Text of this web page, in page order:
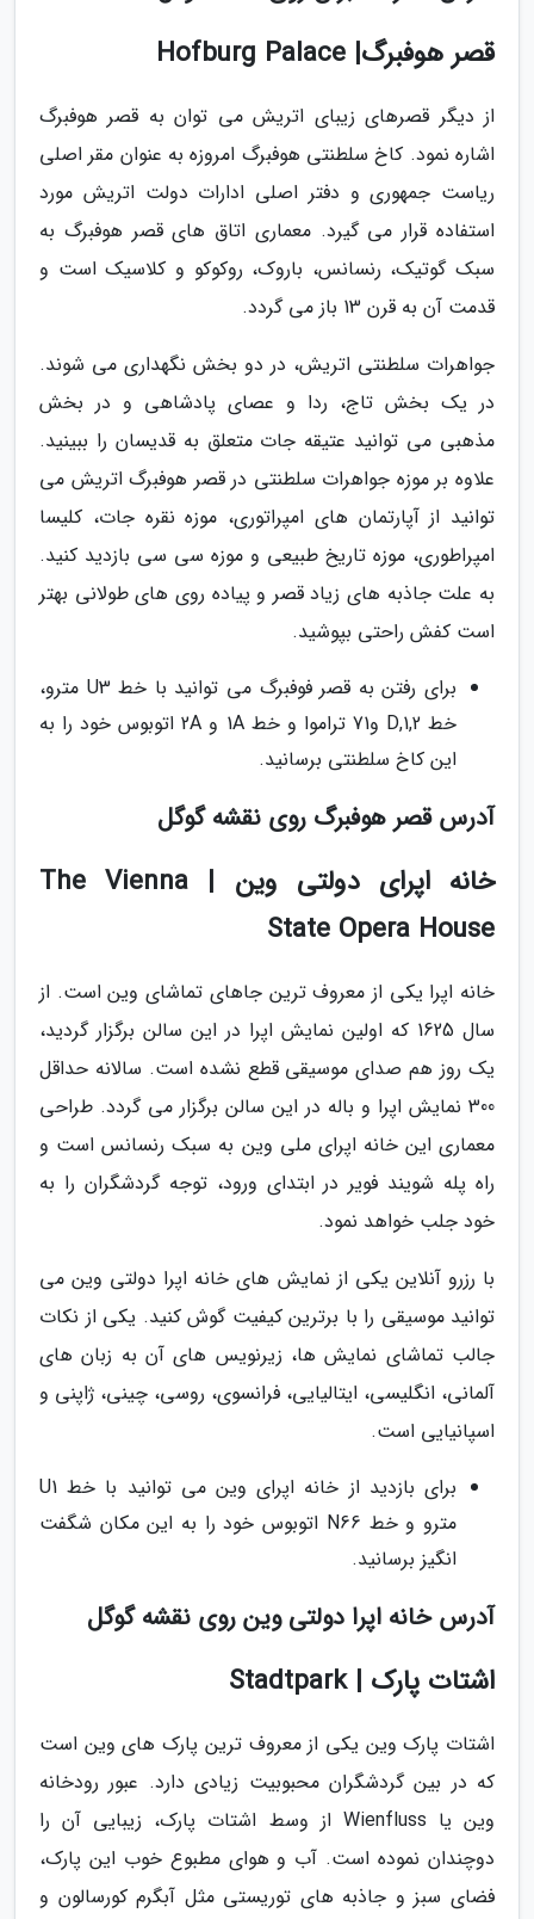
قصر هوفبرگ| Hofburg Palace
از دیگر قصرهای زیبای اتریش می توان به قصر هوفبرگ
اشاره نمود. کاخ سلطنتی هوفبرگ امروزه به عنوان مقر اصلی
ریاست جمهوری و دفتر اصلی ادارات دولت اتریش مورد
استفاده قرار می گیرد. معماری اتاق های قصر هوفبرگ به
سبک گوتیک، رنسانس، باروک، روکوکو و کلاسیک است و
قدمت آن به قرن 13 باز می گردد.
جواهرات سلطنتی اتریش، در دو بخش نگهداری می شوند.
در یک بخش تاج، ردا و عصای پادشاهی و در بخش
مذهبی می توانید عتیقه جات متعلق به قدیسان را ببینید.
علاوه بر موزه جواهرات سلطنتی در قصر هوفبرگ اتریش می
توانید از آپارتمان های امپراتوری، موزه نقره جات، کلیسا
امپراطوری، موزه تاریخ طبیعی و موزه سی سی بازدید کنید.
به علت جاذبه های زیاد قصر و پیاده روی های طولانی بهتر
است کفش راحتی بپوشید.
برای رفتن به قصر فوفبرگ می توانید با خط U3 مترو،
خط 1,2,D و71 تراموا و خط 1A و 2A اتوبوس خود را به
این کاخ سلطنتی برسانید.
آدرس قصر هوفبرگ روی نقشه گوگل
خانه اپرای دولتی وین | The Vienna
State Opera House
خانه اپرا یکی از معروف ترین جاهای تماشای وین است. از
سال 1625 که اولین نمایش اپرا در این سالن برگزار گردید،
یک روز هم صدای موسیقی قطع نشده است. سالانه حداقل
300 نمایش اپرا و باله در این سالن برگزار می گردد. طراحی
معماری این خانه اپرای ملی وین به سبک رنسانس است و
راه پله شویند فویر در ابتدای ورود، توجه گردشگران را به
خود جلب خواهد نمود.
با رزرو آنلاین یکی از نمایش های خانه اپرا دولتی وین می
توانید موسیقی را با برترین کیفیت گوش کنید. یکی از نکات
جالب تماشای نمایش ها، زیرنویس های آن به زبان های
آلمانی، انگلیسی، ایتالیایی، فرانسوی، روسی، چینی، ژاپنی و
اسپانیایی است.
برای بازدید از خانه اپرای وین می توانید با خط U1
مترو و خط N66 اتوبوس خود را به این مکان شگفت
انگیز برسانید.
آدرس خانه اپرا دولتی وین روی نقشه گوگل
اشتات پارک | Stadtpark
اشتات پارک وین یکی از معروف ترین پارک های وین است
که در بین گردشگران محبوبیت زیادی دارد. عبور رودخانه
وین یا Wienfluss از وسط اشتات پارک، زیبایی آن را
دوچندان نموده است. آب و هوای مطبوع خوب این پارک،
فضای سبز و جاذبه های توریستی مثل آبگرم کورسالون و